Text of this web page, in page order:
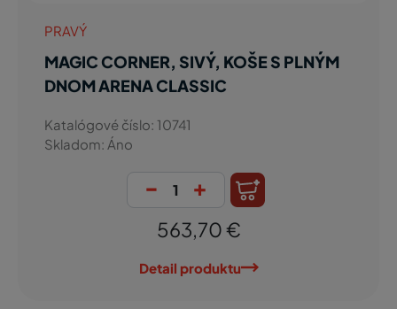
PRAVÝ
MAGIC CORNER, SIVÝ, KOŠE S PLNÝM
DNOM ARENA CLASSIC
Katalógové číslo: 10741
Skladom: Áno
- +
563,70 €
Detail produktu